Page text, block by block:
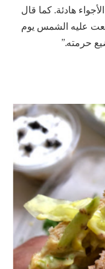
هادئة. كما قال
عليه الشمس يوم
حرمته.”